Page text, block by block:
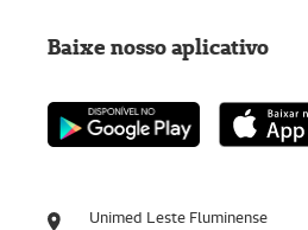
Unimed Leste Fluminense
Baixe nosso aplicativo